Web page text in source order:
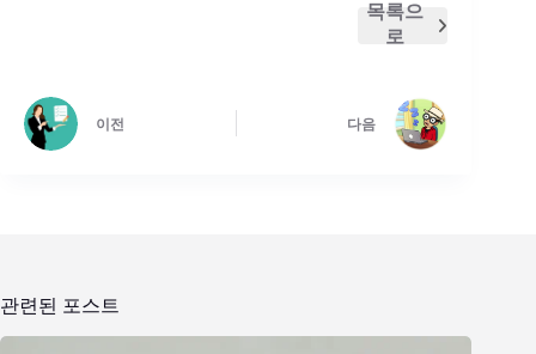
목록으
로
이전 다음
관련된 포스트